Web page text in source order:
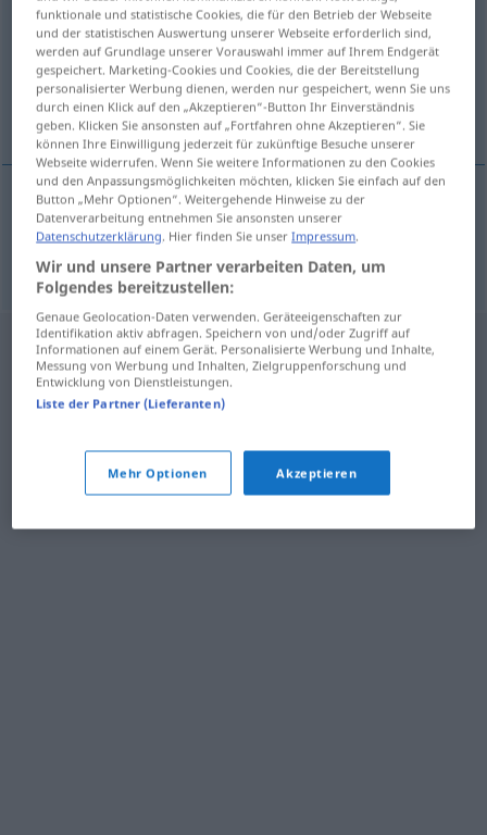
Übersicht aller Übersetzungen
(Für mehr Details die Übersetzung anklicken/antippen)
grain) of the material
straight(odgrain) (of the material) Fadenlauf
funktionale und statistische Cookies, die für den Betrieb der Webseite
und der statistischen Auswertung unserer Webseite erforderlich sind,
werden auf Grundlage unserer Vorauswahl immer auf Ihrem Endgerät
gespeichert. Marketing-Cookies und Cookies, die der Bereitstellung
personalisierter Werbung dienen, werden nur gespeichert, wenn Sie uns
durch einen Klick auf den „Akzeptieren“-Button Ihr Einverständnis
geben. Klicken Sie ansonsten auf „Fortfahren ohne Akzeptieren“. Sie
können Ihre Einwilligung jederzeit für zukünftige Besuche unserer
Webseite widerrufen. Wenn Sie weitere Informationen zu den Cookies
und den Anpassungsmöglichkeiten möchten, klicken Sie einfach auf den
Button „Mehr Optionen“. Weitergehende Hinweise zu der
Datenverarbeitung entnehmen Sie ansonsten unserer
Datenschutzerklärung . Hier finden Sie unserImpressum
Wir und unsere Partner verarbeiten Daten, um
Folgendes bereitzustellen:
Genaue Geolocation-Daten verwenden. Geräteeigenschaften zur
Identifikation aktiv abfragen. Speichern von und/oder Zugriff auf
Informationen auf einem Gerät. Personalisierte Werbung und Inhalte,
Messung von Werbung und Inhalten, Zielgruppenforschung und
Entwicklung von Dienstleistungen.
Liste der Partner (Lieferanten)
Mehr Optionen Akzeptieren